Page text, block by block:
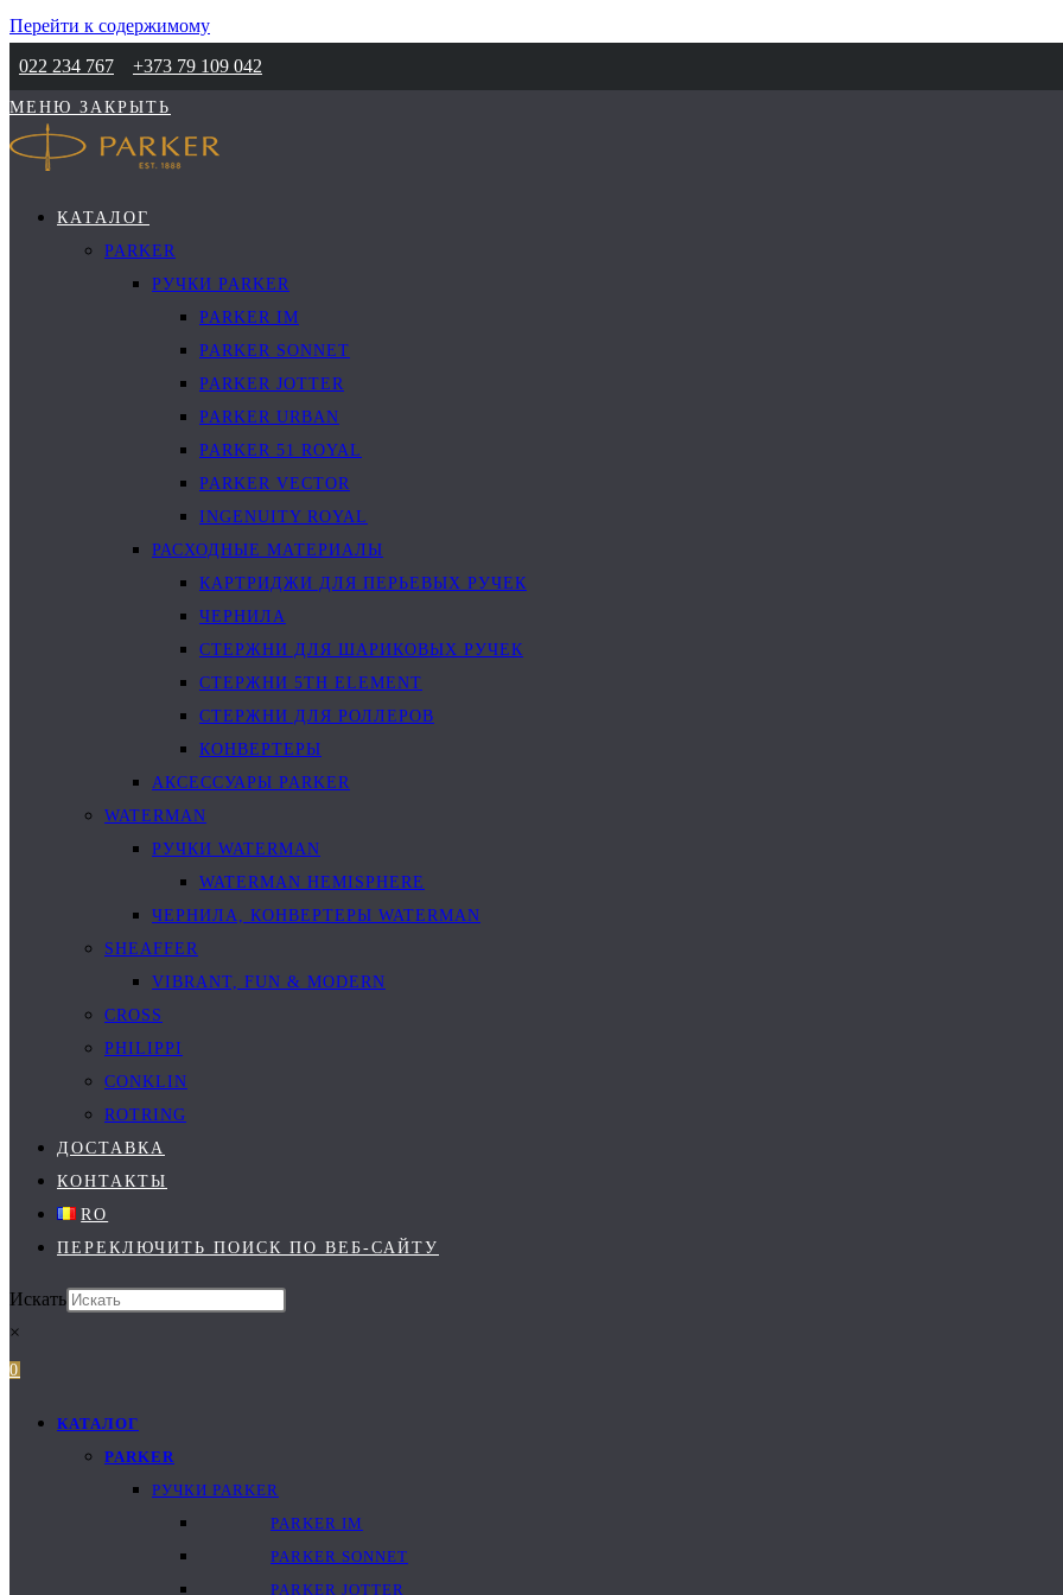
Перейти к содержимому
022 234 767
+373 79 109 042
МЕНЮ ЗАКРЫТЬ
КАТАЛОГ
PARKER
РУЧКИ PARKER
PARKER IM
PARKER SONNET
PARKER JOTTER
PARKER URBAN
PARKER 51 ROYAL
PARKER VECTOR
INGENUITY ROYAL
РАСХОДНЫЕ МАТЕРИАЛЫ
КАРТРИДЖИ ДЛЯ ПЕРЬЕВЫХ РУЧЕК
ЧЕРНИЛА
СТЕРЖНИ ДЛЯ ШАРИКОВЫХ РУЧЕК
СТЕРЖНИ 5TH ELEMENT
СТЕРЖНИ ДЛЯ РОЛЛЕРОВ
КОНВЕРТЕРЫ
АКСЕССУАРЫ PARKER
WATERMAN
РУЧКИ WATERMAN
WATERMAN HEMISPHERE
ЧЕРНИЛА, КОНВЕРТЕРЫ WATERMAN
SHEAFFER
VIBRANT, FUN & MODERN
CROSS
PHILIPPI
CONKLIN
ROTRING
ДОСТАВКА
КОНТАКТЫ
RO
ПЕРЕКЛЮЧИТЬ ПОИСК ПО ВЕБ-САЙТУ
Искать
×
0
КАТАЛОГ
PARKER
РУЧКИ PARKER
PARKER IM
PARKER SONNET
PARKER JOTTER